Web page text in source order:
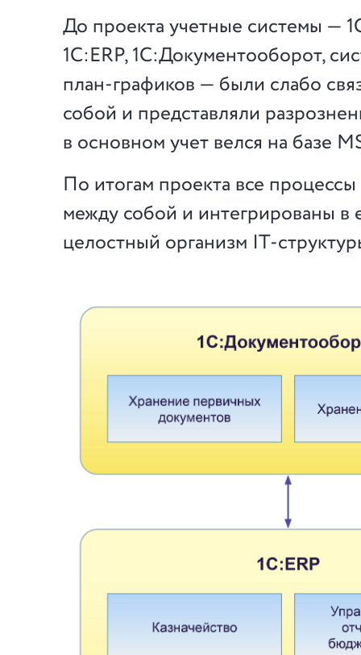
До проекта учетные системы —
1С:ERP, 1С:Документооборот,
план-графиков — были слабо
собой и представляли
в основном учет велся на базе
По итогам проекта все
между собой и интегрированы в
целостный организм IT-